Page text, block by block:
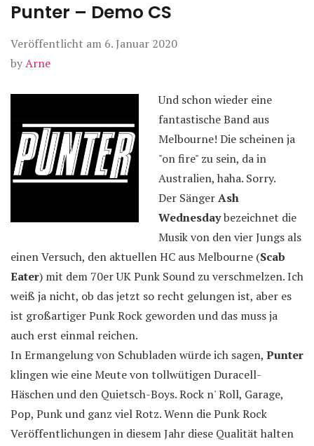
Punter – Demo CS
Veröffentlicht am 6. Januar 2020
byArne
Und schon wieder eine
fantastische Band aus
Melbourne! Die scheinen ja
"on fire" zu sein, da in
Australien, haha. Sorry.
Der SängerAsh
Wednesdaybezeichnet die
Musik von den vier Jungs als
einen Versuch, den aktuellen HC aus Melbourne (Scab
Eater) mit dem 70er UK Punk Sound zu verschmelzen. Ich
weiß ja nicht, ob das jetzt so recht gelungen ist, aber es
ist großartiger Punk Rock geworden und das muss ja
auch erst einmal reichen.
In Ermangelung von Schubladen würde ich sagen, Punter
klingen wie eine Meute von tollwütigen Duracell-
Häschen und den Quietsch-Boys. Rock n' Roll, Garage,
Pop, Punk und ganz viel Rotz. Wenn die Punk Rock
Veröffentlichungen in diesem Jahr diese Qualität halten